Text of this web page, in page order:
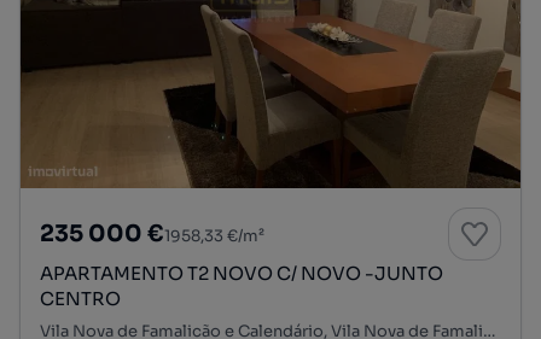
235 000 €1958,33 €/m²
APARTAMENTO T2 NOVO C/ NOVO -JUNTO
CENTRO
Vila Nova de Famalicão e Calendário, Vila Nova de Famalicão, Braga